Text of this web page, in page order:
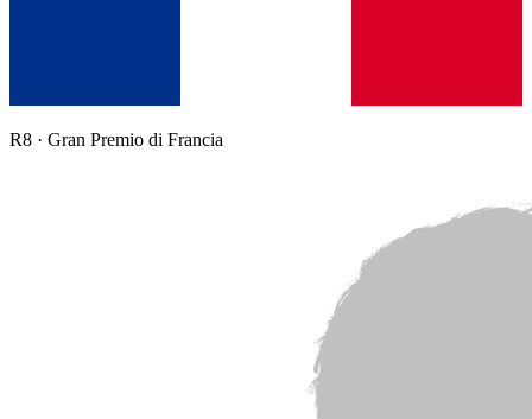
R8 · Gran Premio di Francia